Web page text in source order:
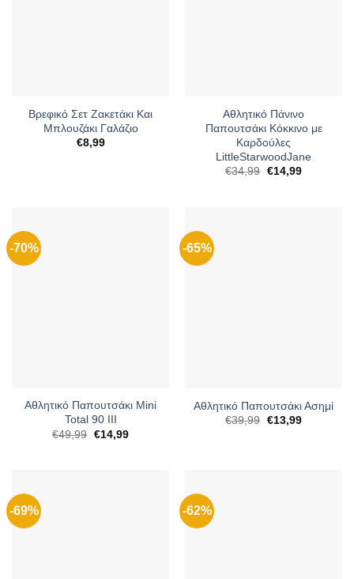
Βρεφικό Σετ Ζακετάκι Και
Μπλουζάκι Γαλάζιο
€8,99
Αθλητικό Πάνινο
Παπουτσάκι Κόκκινο με
Καρδούλες
LittleStarwoodJane
€34,99 Original
€14,99Η
-70%
Αθλητικό Παπουτσάκι Mini
Total 90 III
€49,99 Original
price
€14,99Η
-65%
Αθλητικό Παπουτσάκι Ασημί
€39,99 Original
€13,99Η
-69% -62%